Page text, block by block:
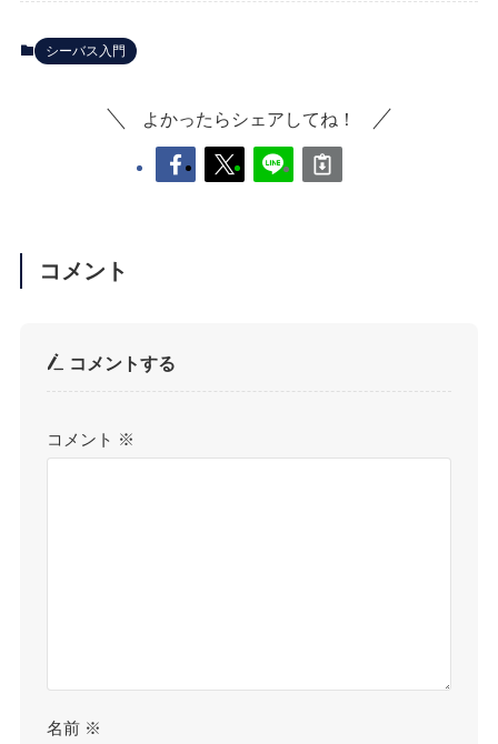
シーバス入門
よかったらシェアしてね！
コメント
コメントする
コメント ※
名前 ※